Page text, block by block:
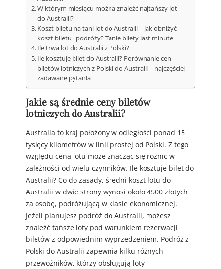
W którym miesiącu można znaleźć najtańszy lot
do Australii?
Koszt biletu na tani lot do Australii – jak obniżyć
koszt biletu i podróży? Tanie bilety last minute
Ile trwa lot do Australii z Polski?
Ile kosztuje bilet do Australii? Porównanie cen
biletów lotniczych z Polski do Australii – najczęściej
zadawane pytania
Jakie są średnie ceny biletów
lotniczych do Australii?
Australia to kraj położony w odległości ponad 15
tysięcy kilometrów w linii prostej od Polski. Z tego
względu cena lotu może znacząc się różnić w
zależności od wielu czynników. Ile kosztuje bilet do
Australii? Co do zasady, średni koszt lotu do
Australii w dwie strony wynosi około 4500 złotych
za osobę, podróżującą w klasie ekonomicznej.
Jeżeli planujesz podróż do Australii, możesz
znaleźć tańsze loty pod warunkiem rezerwacji
biletów z odpowiednim wyprzedzeniem. Podróż z
Polski do Australii zapewnia kilku różnych
przewoźników, którzy obsługują loty